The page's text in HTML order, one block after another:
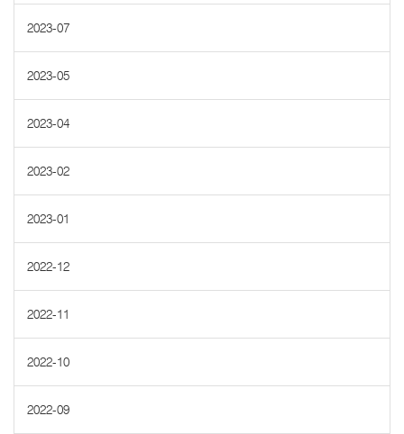
2023-07
2023-05
2023-04
2023-02
2023-01
2022-12
2022-11
2022-10
2022-09